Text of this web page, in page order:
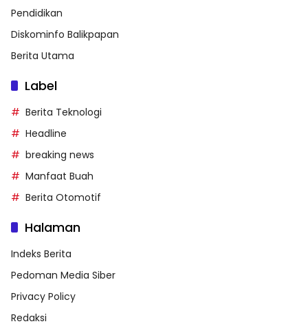
Pendidikan
Diskominfo Balikpapan
Berita Utama
Label
Berita Teknologi
Headline
breaking news
Manfaat Buah
Berita Otomotif
Halaman
Indeks Berita
Pedoman Media Siber
Privacy Policy
Redaksi